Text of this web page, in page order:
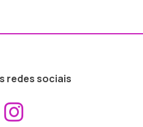
redes sociais
Aceder ao